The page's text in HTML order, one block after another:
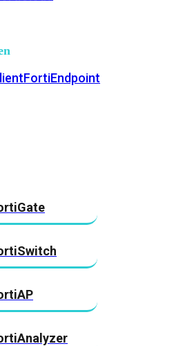
FortiEndpoint